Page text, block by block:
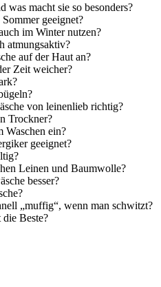
was macht sie so besonders?
geeignet?
im Winter nutzen?
atmungsaktiv?
auf der Haut an?
Zeit weicher?
von leinenlieb richtig?
Trockner?
Waschen ein?
geeignet?
Leinen und Baumwolle?
besser?
„muffig“, wenn man schwitzt?
Beste?